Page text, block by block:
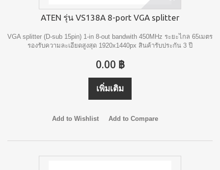
ATEN รุ่น VS138A 8-port VGA splitter
VGA splitter (D-sub 15pin) 1-in 8-out bandwith 450MHz ระยะไกล 65เมตร
รองรับความละเอียดสูงสุด 1920x1440px สินค้ารับประกัน 3 ปี
0.00 ฿
เพิ่มเติม
Add to Wishlist Add to Compare